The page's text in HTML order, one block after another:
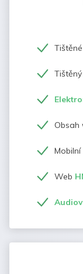
Tištěný
Obsah
Mobilní
Web